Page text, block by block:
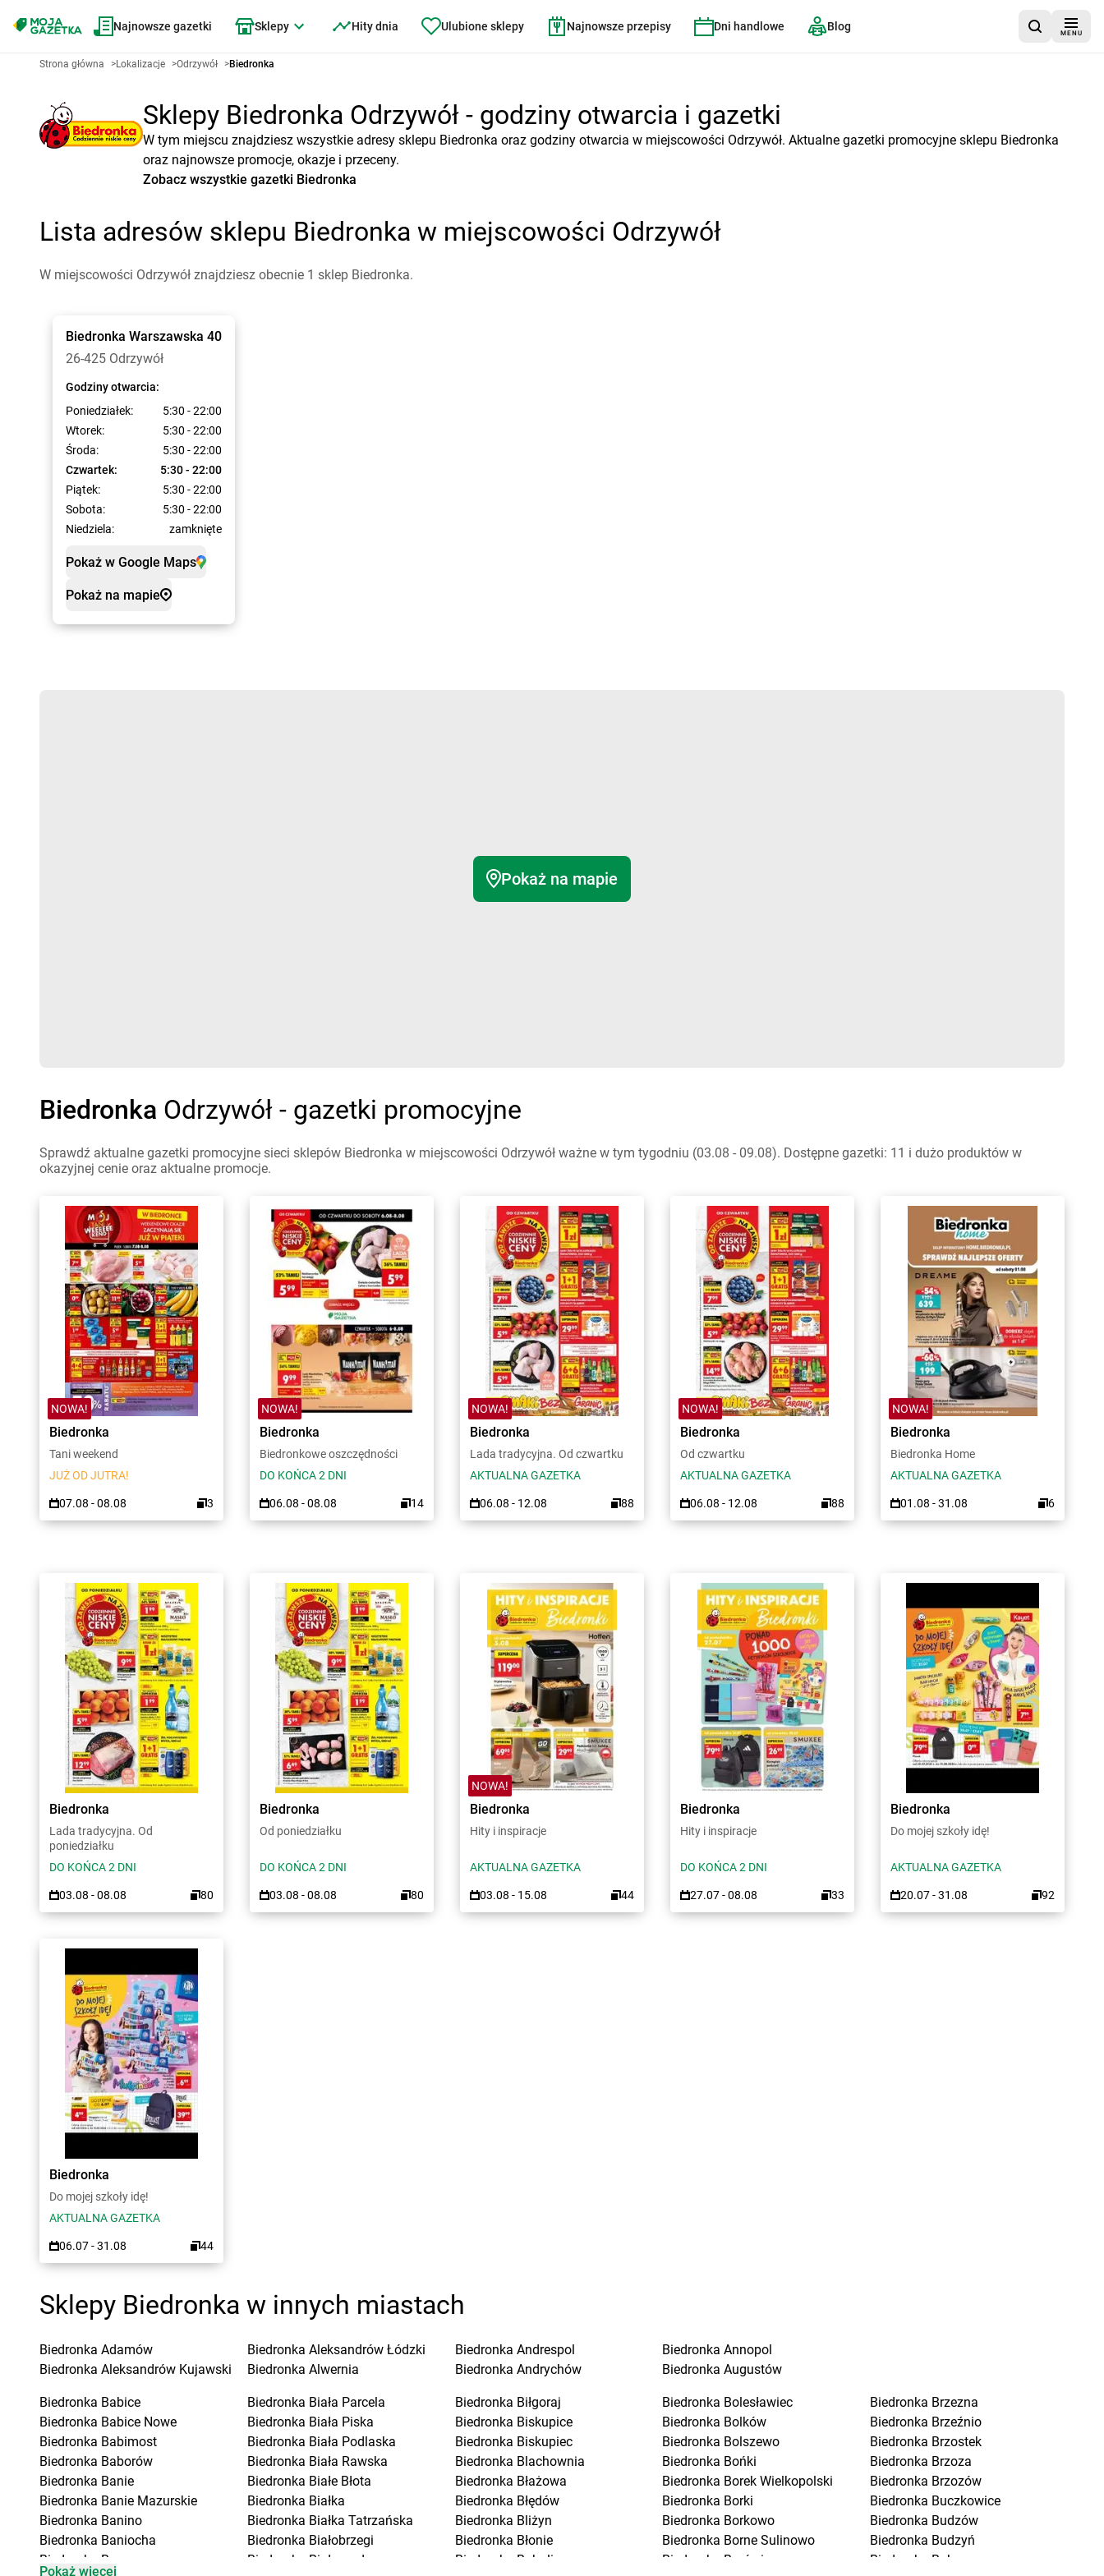
Najnowsze gazetki Sklepy Hity dnia Ulubione sklepy Najnowsze przepisy Dni handlowe Blog
MENU
Strona główna >Lokalizacje >Odrzywół >Biedronka
Sklepy Biedronka Odrzywół - godziny otwarcia i gazetki
W tym miejscu znajdziesz wszystkie adresy sklepu Biedronka oraz godziny otwarcia w miejscowości Odrzywół. Aktualne gazetki promocyjne sklepu Biedronka
oraz najnowsze promocje, okazje i przeceny.
Zobacz wszystkie gazetki Biedronka
Lista adresów sklepu Biedronka w miejscowości Odrzywół
W miejscowości Odrzywół znajdziesz obecnie 1 sklep Biedronka.
Biedronka Warszawska 40
26-425 Odrzywół
Godziny otwarcia:
Poniedziałek:
5:30 - 22:00
Wtorek:
5:30 - 22:00
Środa:
5:30 - 22:00
Czwartek:
5:30 - 22:00
Piątek:
5:30 - 22:00
Sobota:
5:30 - 22:00
Niedziela:
zamknięte
Pokaż w Google Maps
Pokaż na mapie
Pokaż na mapie
Biedronka Odrzywół - gazetki promocyjne
Sprawdź aktualne gazetki promocyjne sieci sklepów Biedronka w miejscowości Odrzywół ważne w tym tygodniu (03.08 - 09.08). Dostępne gazetki: 11 i dużo produktów w
okazyjnej cenie oraz aktualne promocje.
NOWA!
Biedronka
Tani weekend
JUŻ OD JUTRA!
07.08 - 08.08 3
NOWA!
Biedronka
Biedronkowe oszczędności
DO KOŃCA 2 DNI
06.08 - 08.08 14
NOWA!
Biedronka
Lada tradycyjna. Od czwartku
AKTUALNA GAZETKA
06.08 - 12.08 88
NOWA!
Biedronka
Od czwartku
AKTUALNA GAZETKA
06.08 - 12.08 88
NOWA!
Biedronka
Biedronka Home
AKTUALNA GAZETKA
01.08 - 31.08 6
Biedronka
Lada tradycyjna. Od
poniedziałku
DO KOŃCA 2 DNI
03.08 - 08.08 80
Biedronka
Od poniedziałku
DO KOŃCA 2 DNI
03.08 - 08.08 80
NOWA!
Biedronka
Hity i inspiracje
AKTUALNA GAZETKA
03.08 - 15.08 44
Biedronka
Hity i inspiracje
DO KOŃCA 2 DNI
27.07 - 08.08 33
Biedronka
Do mojej szkoły idę!
AKTUALNA GAZETKA
20.07 - 31.08 92
Biedronka
Do mojej szkoły idę!
AKTUALNA GAZETKA
06.07 - 31.08 44
Sklepy Biedronka w innych miastach
Biedronka Adamów
Biedronka Aleksandrów Kujawski
Biedronka Aleksandrów Łódzki
Biedronka Alwernia
Biedronka Andrespol
Biedronka Andrychów
Biedronka Annopol
Biedronka Augustów
Biedronka Babice
Biedronka Babice Nowe
Biedronka Babimost
Biedronka Baborów
Biedronka Banie
Biedronka Banie Mazurskie
Biedronka Banino
Biedronka Baniocha
Biedronka
Baranowo
Biedronka Biała Parcela
Biedronka Biała Piska
Biedronka Biała Podlaska
Biedronka Biała Rawska
Biedronka Białe Błota
Biedronka Białka
Biedronka Białka Tatrzańska
Biedronka Białobrzegi
Biedronka
Białogard
Biedronka Biłgoraj
Biedronka Biskupice
Biedronka Biskupiec
Biedronka Blachownia
Biedronka Błażowa
Biedronka Błędów
Biedronka Bliżyn
Biedronka Błonie
Biedronka
Bobolice
Biedronka Bolesławiec
Biedronka Bolków
Biedronka Bolszewo
Biedronka Bońki
Biedronka Borek Wielkopolski
Biedronka Borki
Biedronka Borkowo
Biedronka Borne Sulinowo
Biedronka
Borówiec
Biedronka Brzezna
Biedronka Brzeźnio
Biedronka Brzostek
Biedronka Brzoza
Biedronka Brzozów
Biedronka Buczkowice
Biedronka Budzów
Biedronka Budzyń
Biedronka
Buk
Pokaż więcej